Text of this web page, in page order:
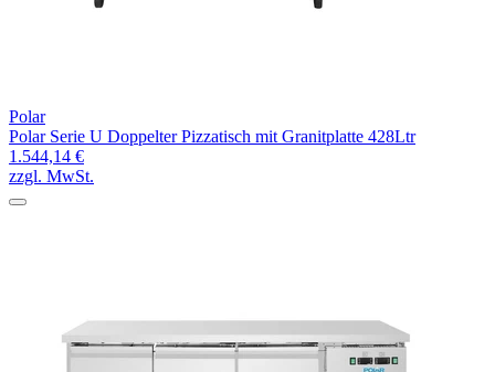
Polar
Polar Serie U Doppelter Pizzatisch mit Granitplatte 428Ltr
1.544,14 €
zzgl. MwSt.